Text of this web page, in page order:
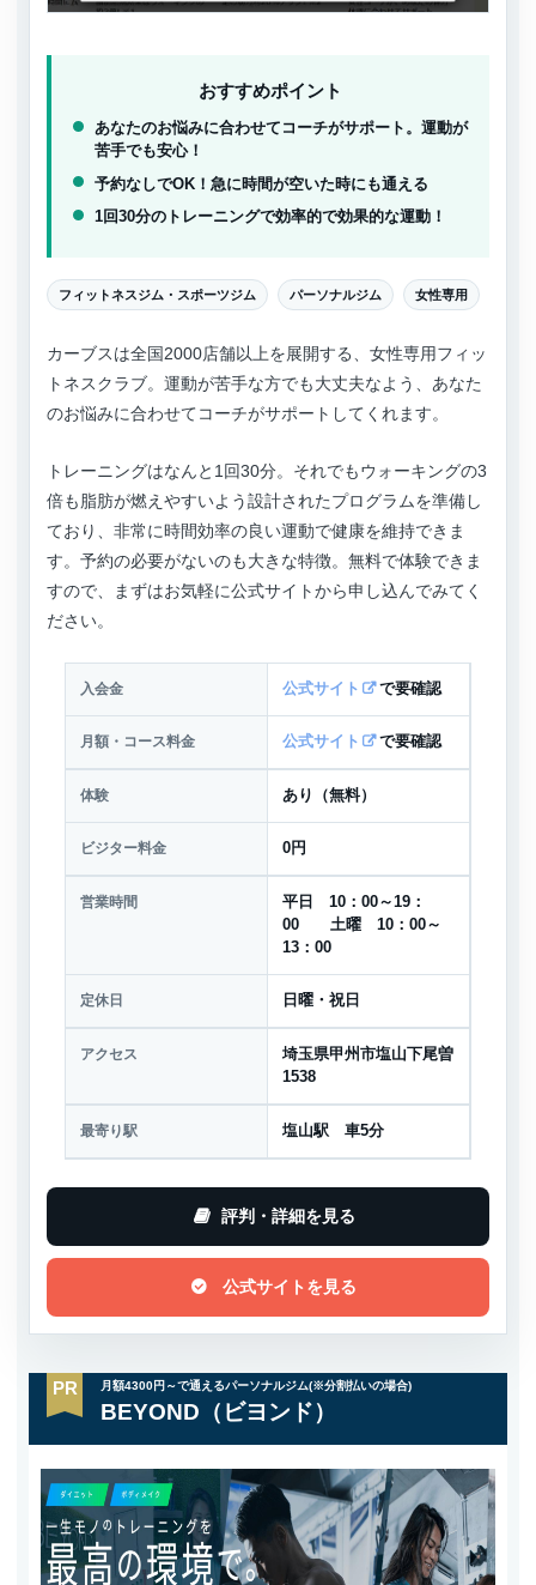
おすすめポイント
あなたのお悩みに合わせてコーチがサポート。運動が
苦手でも安心！
予約なしでOK！急に時間が空いた時にも通える
1回30分のトレーニングで効率的で効果的な運動！
フィットネスジム・スポーツジム パーソナルジム 女性専用
カーブスは全国2000店舗以上を展開する、女性専用フィッ
トネスクラブ。運動が苦手な方でも大丈夫なよう、あなた
のお悩みに合わせてコーチがサポートしてくれます。
トレーニングはなんと1回30分。それでもウォーキングの3
倍も脂肪が燃えやすいよう設計されたプログラムを準備し
ており、非常に時間効率の良い運動で健康を維持できま
す。予約の必要がないのも大きな特徴。無料で体験できま
すので、まずはお気軽に公式サイトから申し込んでみてく
ださい。
入会金 公式サイト で要確認
月額・コース料金 公式サイト で要確認
体験 あり（無料）
ビジター料金 0円
営業時間
平日 10：00～19：
00 土曜 10：00～
13：00
定休日 日曜・祝日
アクセス
埼玉県甲州市塩山下尾曽
1538
最寄り駅 塩山駅 車5分
評判・詳細を見る
公式サイトを見る
PR 月額4300円～で通えるパーソナルジム(※分割払いの場合)
BEYOND（ビヨンド）